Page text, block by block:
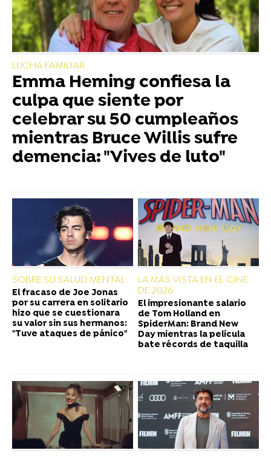
LUCHA FAMILIAR
Emma Heming confiesa la
culpa que siente por
celebrar su 50 cumpleaños
mientras Bruce Willis sufre
demencia: "Vives de luto"
SOBRE SU SALUD MENTAL
El fracaso de Joe Jonas
por su carrera en solitario
hizo que se cuestionara
su valor sin sus hermanos:
"Tuve ataques de pánico"
LA MÁS VISTA EN EL CINE
DE 2026
El impresionante salario
de Tom Holland en
SpiderMan: Brand New
Day mientras la película
bate récords de taquilla